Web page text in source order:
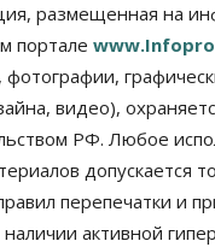
12:35
о погоде в
12:00
смогут
пенсию
размещенная на
портале
видео),
РФ. Любое
допускается
перепечатки и
активной